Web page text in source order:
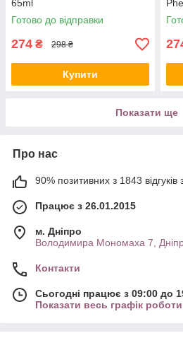
65ml
Готово до відправки
274 ₴ 298 ₴
Купити
Показати ще
Про нас
90% позитивних з 1843 відгуків
Працює з 26.01.2015
м. Дніпро
Володимира Мономаха 7,
Контакти
Сьогодні працює з 09:00 до
Показати весь графік роботи